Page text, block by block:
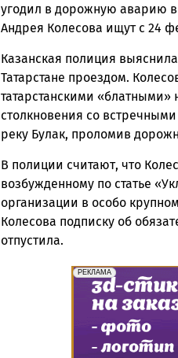
и
Карелии
Петрозаводск
ГОВОРИТ
угодил в дорожную аварию
Андрея Колесова ищут с 24
Казанская полиция
Татарстане проездом.
татарстанскими «блатными»
столкновения со
реку Булак, проломив
В полиции считают, что
возбужденному по статье
организации в особо
Колесова подписку об
отпустила.
erid: 2SDnjePV7ZG
РЕКЛАМА
Реклама